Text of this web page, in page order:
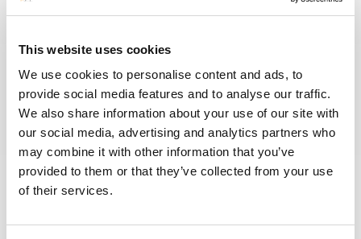
This website uses cookies
We use cookies to personalise content and ads, to
provide social media features and to analyse our traffic.
We also share information about your use of our site with
our social media, advertising and analytics partners who
may combine it with other information that you’ve
provided to them or that they’ve collected from your use
of their services.
MAINTENANCE & INSPECTION
Expert in Voith gear
PÉTROLE &
GAZ
We are looking for an Expert in Voith gear to join
our consultant team for an Oil and Gas project in
Libya.